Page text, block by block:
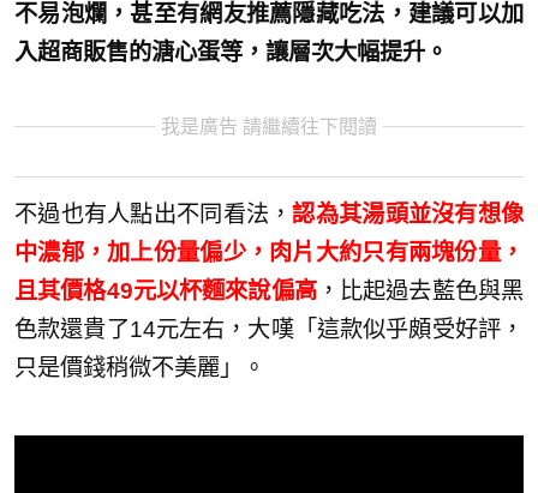
不易泡爛，甚至有網友推薦隱藏吃法，建議可以加
入超商販售的溏心蛋等，讓層次大幅提升。
我是廣告 請繼續往下閱讀
不過也有人點出不同看法，認為其湯頭並沒有想像
中濃郁，加上份量偏少，肉片大約只有兩塊份量，
且其價格49元以杯麵來說偏高，比起過去藍色與黑
色款還貴了14元左右，大嘆「這款似乎頗受好評，
只是價錢稍微不美麗」。